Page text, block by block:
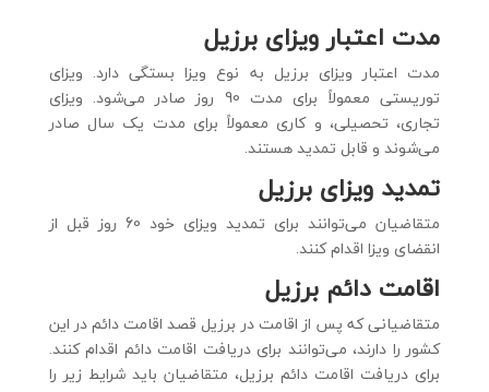
مدت اعتبار ویزای برزیل
مدت اعتبار ویزای برزیل به نوع ویزا بستگی دارد. ویزای
توریستی معمولاً برای مدت 90 روز صادر می‌شود. ویزای
تجاری، تحصیلی، و کاری معمولاً برای مدت یک سال صادر
می‌شوند و قابل تمدید هستند.
تمدید ویزای برزیل
متقاضیان می‌توانند برای تمدید ویزای خود 60 روز قبل از
انقضای ویزا اقدام کنند.
اقامت دائم برزیل
متقاضیانی که پس از اقامت در برزیل قصد اقامت دائم در این
کشور را دارند، می‌توانند برای دریافت اقامت دائم اقدام کنند.
برای دریافت اقامت دائم برزیل، متقاضیان باید شرایط زیر را